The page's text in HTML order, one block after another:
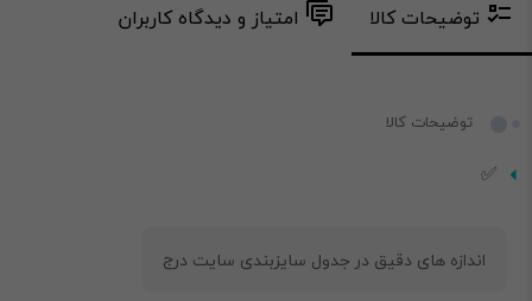
توضیحات کالا امتیاز و دیدگاه کاربران
توضیحات کالا
✅